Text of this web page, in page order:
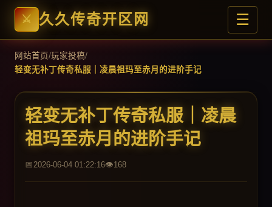
久久传奇开区网 ☰
网站首页/玩家投稿/
轻变无补丁传奇私服｜凌晨祖玛至赤月的进阶手记
轻变无补丁传奇私服｜凌晨
祖玛至赤月的进阶手记
2026-06-04 01:22:16 168